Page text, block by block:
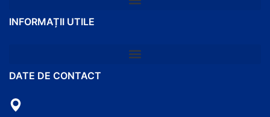
INFORMAȚII UTILE
DATE DE CONTACT